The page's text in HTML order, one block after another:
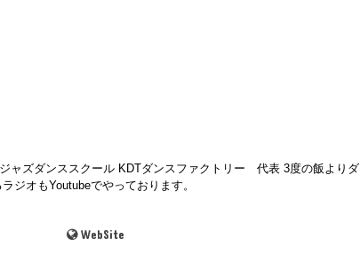
ャズダンススクール KDTダンスファクトリー 代表 3度の飯よりダ
ジオもYoutubeでやっております。
WebSite